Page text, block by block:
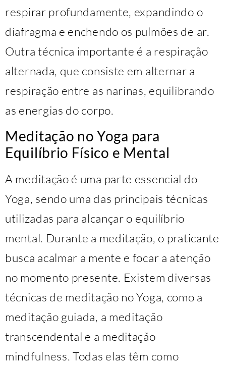
respirar profundamente, expandindo o
diafragma e enchendo os pulmões de ar.
Outra técnica importante é a respiração
alternada, que consiste em alternar a
respiração entre as narinas, equilibrando
as energias do corpo.
Meditação no Yoga para
Equilíbrio Físico e Mental
A meditação é uma parte essencial do
Yoga, sendo uma das principais técnicas
utilizadas para alcançar o equilíbrio
mental. Durante a meditação, o praticante
busca acalmar a mente e focar a atenção
no momento presente. Existem diversas
técnicas de meditação no Yoga, como a
meditação guiada, a meditação
transcendental e a meditação
mindfulness. Todas elas têm como